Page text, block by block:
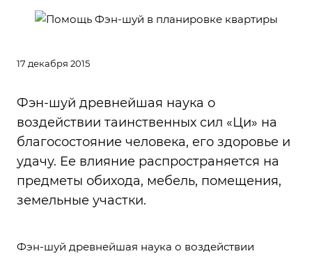
17 декабря 2015
Фэн-шуй древнейшая наука о
воздействии таинственных сил «Ци» на
благосостояние человека, его здоровье и
удачу. Ее влияние распространяется на
предметы обихода, мебель, помещения,
земельные участки.
Фэн-шуй древнейшая наука о воздействии